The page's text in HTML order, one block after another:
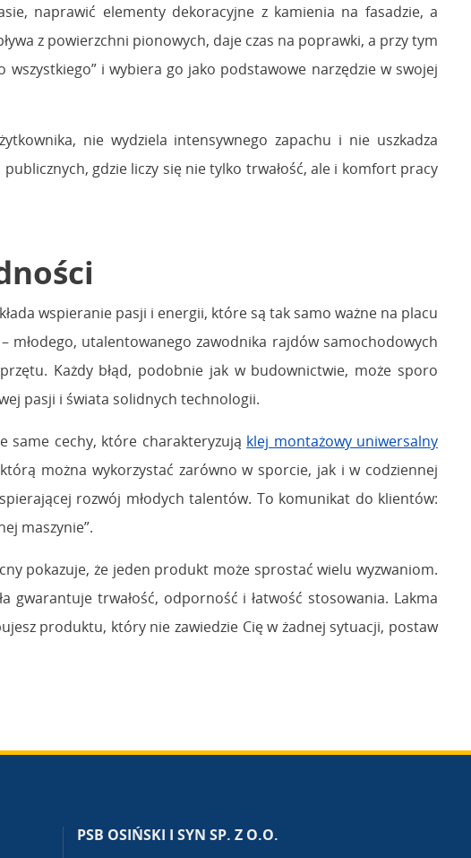
naprawić elementy dekoracyjne z kamienia na fasadzie, a
z powierzchni pionowych, daje czas na poprawki, a przy tym
i wybiera go jako podstawowe narzędzie w swojej
nie wydziela intensywnego zapachu i nie uszkadza
gdzie liczy się nie tylko trwałość, ale i komfort pracy
wspieranie pasji i energii, które są tak samo ważne na placu
młodego, utalentowanego zawodnika rajdów samochodowych
Każdy błąd, podobnie jak w budownictwie, może sporo
pasji i świata solidnych technologii.
same cechy, które charakteryzują klej montażowy uniwersalny
można wykorzystać zarówno w sporcie, jak i w codziennej
rozwój młodych talentów. To komunikat do klientów:
maszynie”.
pokazuje, że jeden produkt może sprostać wielu wyzwaniom.
trwałość, odporność i łatwość stosowania. Lakma
produktu, który nie zawiedzie Cię w żadnej sytuacji, postaw
PSB OSIŃSKI I SYN SP. Z O.O.